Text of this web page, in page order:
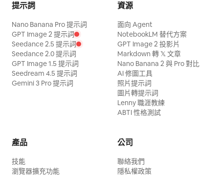
提示詞
Nano Banana Pro 提示詞
GPT Image 2 提示詞
Seedance 2.5 提示詞
Seedance 2.0 提示詞
GPT Image 1.5 提示詞
Seedream 4.5 提示詞
Gemini 3 Pro 提示詞
資源
面向 Agent
NotebookLM 替代方案
GPT Image 2 投影片
Markdown 轉 𝕏 文章
Nano Banana 2 與 Pro 對比
AI 修圖工具
照片提示詞
圖片轉提示詞
Lenny 職涯教練
ABTI 性格測試
產品
技能
瀏覽器擴充功能
公司
聯絡我們
隱私權政策